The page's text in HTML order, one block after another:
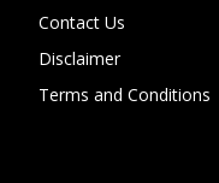
Contact Us
Disclaimer
Terms and Conditions